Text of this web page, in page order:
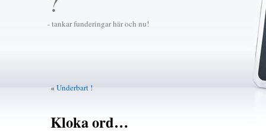
- tankar funderingar här och nu!
« Underbart !
Kloka ord…